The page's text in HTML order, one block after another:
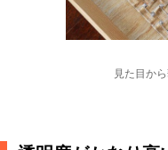
見た目か